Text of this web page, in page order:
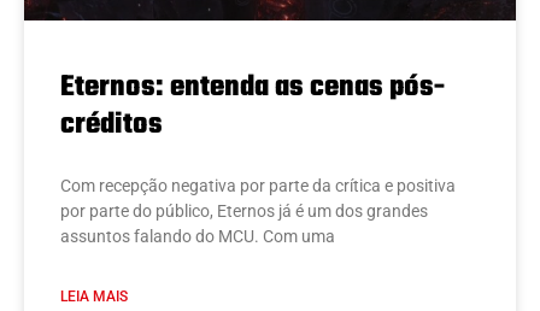
Eternos: entenda as cenas pós-
créditos
Com recepção negativa por parte da crítica e positiva
por parte do público, Eternos já é um dos grandes
assuntos falando do MCU. Com uma
LEIA MAIS